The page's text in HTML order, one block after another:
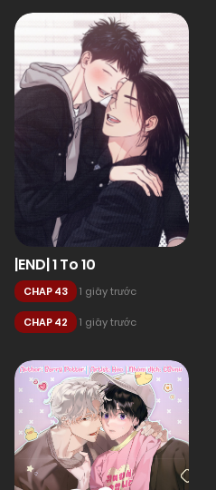
|END| 1 To 10
CHAP 43 1 giây trước
CHAP 42 1 giây trước